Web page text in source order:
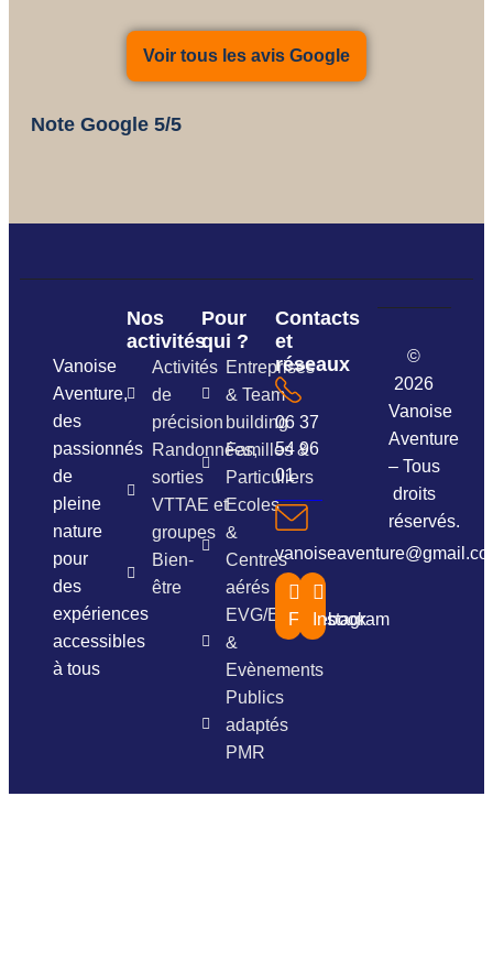
Voir tous les avis Google
Note Google 5/5
Vanoise
Aventure,
des
passionnés
de
pleine
nature
pour
des
expériences
accessibles
à tous
Nos
activités
Activités
de
précision
Randonnées,
sorties
VTTAE et
groupes
Bien-
être
Pour
qui ?
Entreprises
& Team
building
Familles &
Particuliers
Ecoles
&
Centres
aérés
EVG/EVJF
&
Evènements
Publics
adaptés
PMR
Contacts
et
réseaux
06 37
54 96
01
Facebook
Instagram
©
2026
Vanoise
Aventure
– Tous
droits
réservés.